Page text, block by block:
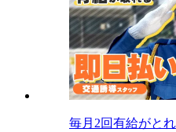
毎月2回有給がと